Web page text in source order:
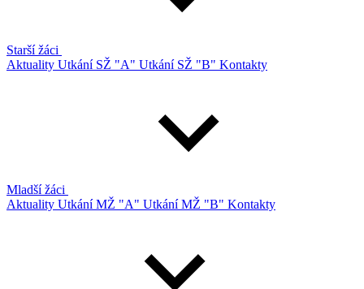
Starší žáci
Aktuality Utkání SŽ "A" Utkání SŽ "B" Kontakty
Mladší žáci
Aktuality Utkání MŽ "A" Utkání MŽ "B" Kontakty